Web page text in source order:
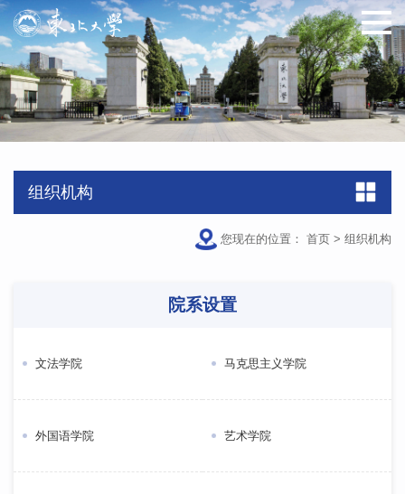
组织机构
您现在的位置： 首页 > 组织机构
院系设置
文法学院 马克思主义学院
外国语学院 艺术学院